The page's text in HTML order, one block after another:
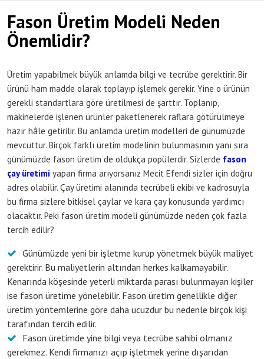
Fason Üretim Modeli Neden
Önemlidir?
Üretim yapabilmek büyük anlamda bilgi ve tecrübe gerektirir. Bir
ürünü ham madde olarak toplayıp işlemek gerekir. Yine o ürünün
gerekli standartlara göre üretilmesi de şarttır. Toplanıp,
makinelerde işlenen ürünler paketlenerek raflara götürülmeye
hazır hâle getirilir. Bu anlamda üretim modelleri de günümüzde
mevcuttur. Birçok farklı üretim modelinin bulunmasının yanı sıra
günümüzde fason üretim de oldukça popülerdir. Sizlerde fason
çay üretimi yapan firma arıyorsanız Mecit Efendi sizler için doğru
adres olabilir. Çay üretimi alanında tecrübeli ekibi ve kadrosuyla
bu firma sizlere bitkisel çaylar ve kara çay konusunda yardımcı
olacaktır. Peki fason üretim modeli günümüzde neden çok fazla
tercih edilir?
Günümüzde yeni bir işletme kurup yönetmek büyük maliyet
gerektirir. Bu maliyetlerin altından herkes kalkamayabilir.
Kenarında köşesinde yeterli miktarda parası bulunmayan kişiler
ise fason üretime yönelebilir. Fason üretim genellikle diğer
üretim yöntemlerine göre daha ucuzdur bu nedenle birçok kişi
tarafından tercih edilir.
Fason üretimde yine bilgi veya tecrübe sahibi olmanız
gerekmez. Kendi firmanızı açıp işletmek yerine dışarıdan